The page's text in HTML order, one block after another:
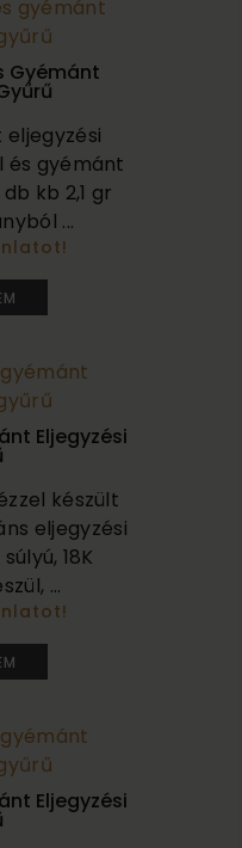
Gyémánt
és gyémánt
kb 2,1 gr
...
Eljegyzési
készült
eljegyzési
18K
...
Eljegyzési